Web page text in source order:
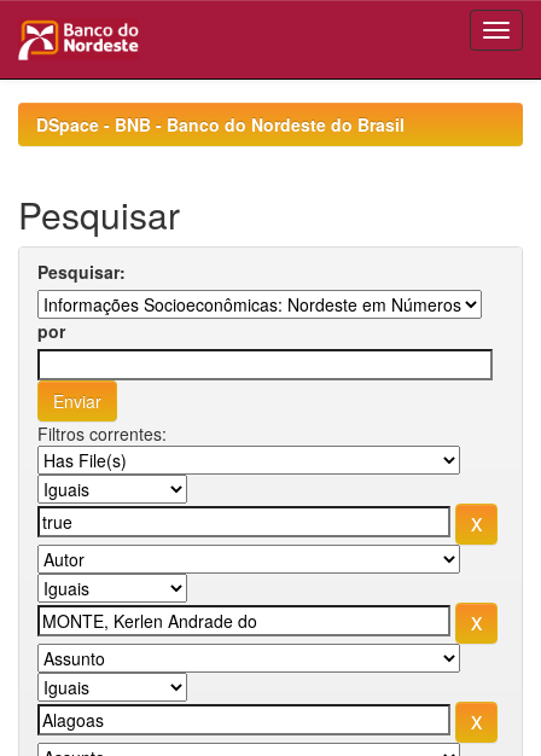
navigationDSpace - BNB - Banco do Nordeste do Brasil
Pesquisar
Pesquisar:
por
Filtros correntes: